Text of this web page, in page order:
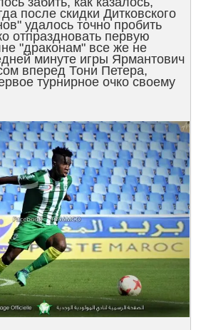
после скидки Дитковского
удалось точно пробить
отпраздновать первую
"драконам" все же не
минуте игры Ярмантович
вперед Тони Петера,
турнирное очко своему